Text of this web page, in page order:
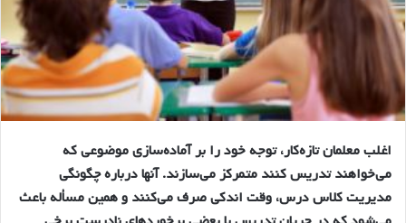
اغلب معلمان تازه‌كار، توجه خود را بر آماده‌سازي موضوعي كه
مي‌خواهند تدريس كنند متمركز مي‌سازند. آنها درباره چگونگي
مديريت كلاس درس، وقت اندكي صرف مي‌كنند و همين مسأله باعث